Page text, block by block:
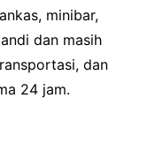
minibar,
dan masih
dan
24 jam.